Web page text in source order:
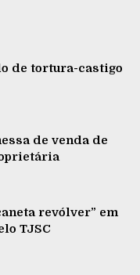
de tortura-castigo
de venda de
revólver” em
TJSC